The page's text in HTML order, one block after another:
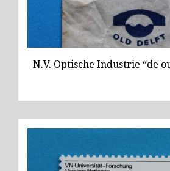
N.V. Optische Industrie “de